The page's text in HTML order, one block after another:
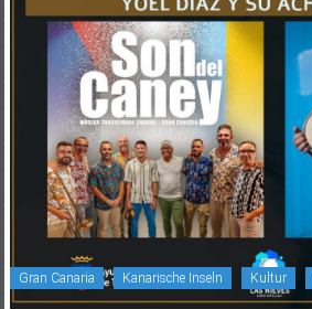
Gran Canaria Kanarische Inseln Kultur